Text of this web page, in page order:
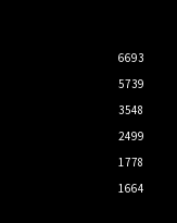
6693
5739
3548
2499
1778
1664